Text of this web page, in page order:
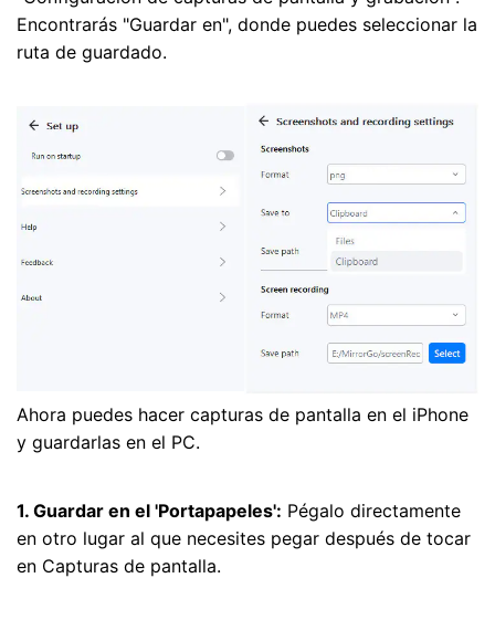
Encontrarás "Guardar en", donde puedes seleccionar la
ruta de guardado.
Ahora puedes hacer capturas de pantalla en el iPhone
y guardarlas en el PC.
1. Guardar en el 'Portapapeles': Pégalo directamente
en otro lugar al que necesites pegar después de tocar
en Capturas de pantalla.